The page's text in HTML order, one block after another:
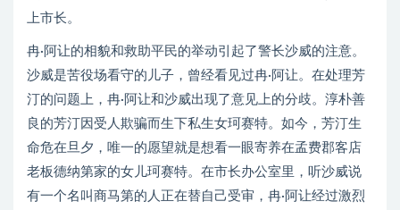
上市长。
冉·阿让的相貌和救助平民的举动引起了警长沙威的注意。
沙威是苦役场看守的儿子，曾经看见过冉·阿让。在处理芳
汀的问题上，冉·阿让和沙威出现了意见上的分歧。淳朴善
良的芳汀因受人欺骗而生下私生女珂赛特。如今，芳汀生
命危在旦夕，唯一的愿望就是想看一眼寄养在孟费郡客店
老板德纳第家的女儿珂赛特。在市长办公室里，听沙威说
有一个名叫商马第的人正在替自己受审，冉·阿让经过激烈